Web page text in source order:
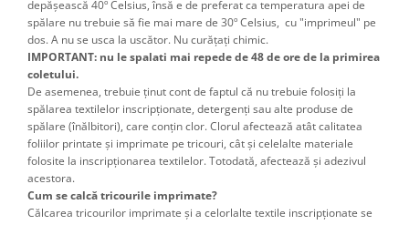
depăşească 40º Celsius, însă e de preferat ca temperatura apei de
spălare nu trebuie să fie mai mare de 30º Celsius, cu "imprimeul" pe
dos. A nu se usca la uscător. Nu curățați chimic.
IMPORTANT: nu le spalati mai repede de 48 de ore de la primirea
coletului.
De asemenea, trebuie ţinut cont de faptul că nu trebuie folosiţi la
spălarea textilelor inscripţionate, detergenţi sau alte produse de
spălare (înălbitori), care conţin clor. Clorul afectează atât calitatea
foliilor printate şi imprimate pe tricouri, cât şi celelalte materiale
folosite la inscripţionarea textilelor. Totodată, afectează şi adezivul
acestora.
Cum se calcă tricourile imprimate?
Călcarea tricourilor imprimate şi a celorlalte textile inscripţionate se